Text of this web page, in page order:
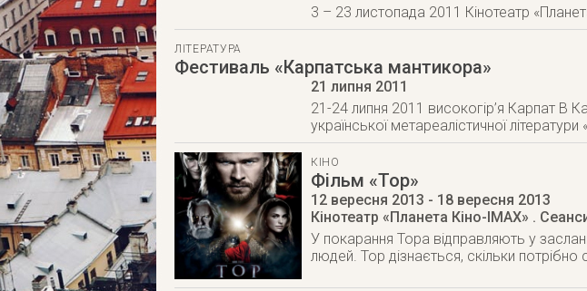
3 – 23 листопада 2011 Кінотеатр
ЛІТЕРАТУРА
Фестиваль «Карпатська мантикора»
21 липня 2011
21-24 липня 2011 високогір’я Карпат В
української метареалістичної
КІНО
Фільм «Тор»
12 вересня 2013 - 18 вересня 2013
Кінотеатр «Планета Кіно-IMAX» .
У покарання Тора відправляють у
людей. Тор дізнається, скільки